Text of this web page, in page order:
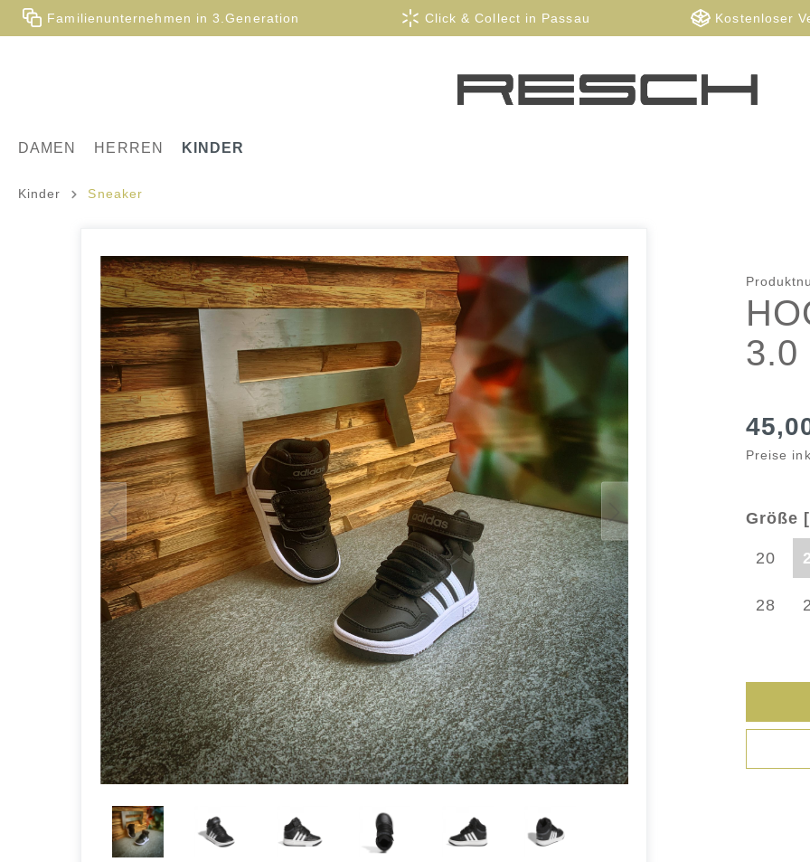
Familienunternehmen in 3.Generation Click & Collect in Passau Kostenloser
DAMEN HERREN KINDER
Kinder Sneaker
3.0
Preise
Größe
20
28